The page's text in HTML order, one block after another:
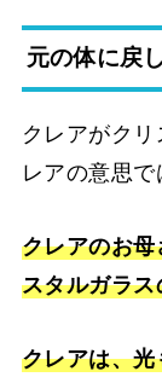
元の体に戻
クレアがク
レアの意思で
クレアのお
スタルガラ
クレアは、